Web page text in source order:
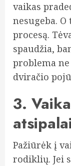
vaikas
nesugeba.
procesą.
spaudžia,
problema
dviračio
3.
Pažiūrėk į
rodiklių. Jei